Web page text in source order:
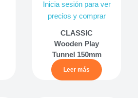
Inicia sesión para ver
precios y comprar
CLASSIC
Wooden Play
Tunnel 150mm
Leer más